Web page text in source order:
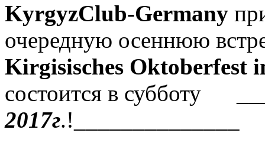
KyrgyzClub-Germany
очередную осеннюю
Kirgisisches Oktoberfest
состоится в субботу
2017г.!______________